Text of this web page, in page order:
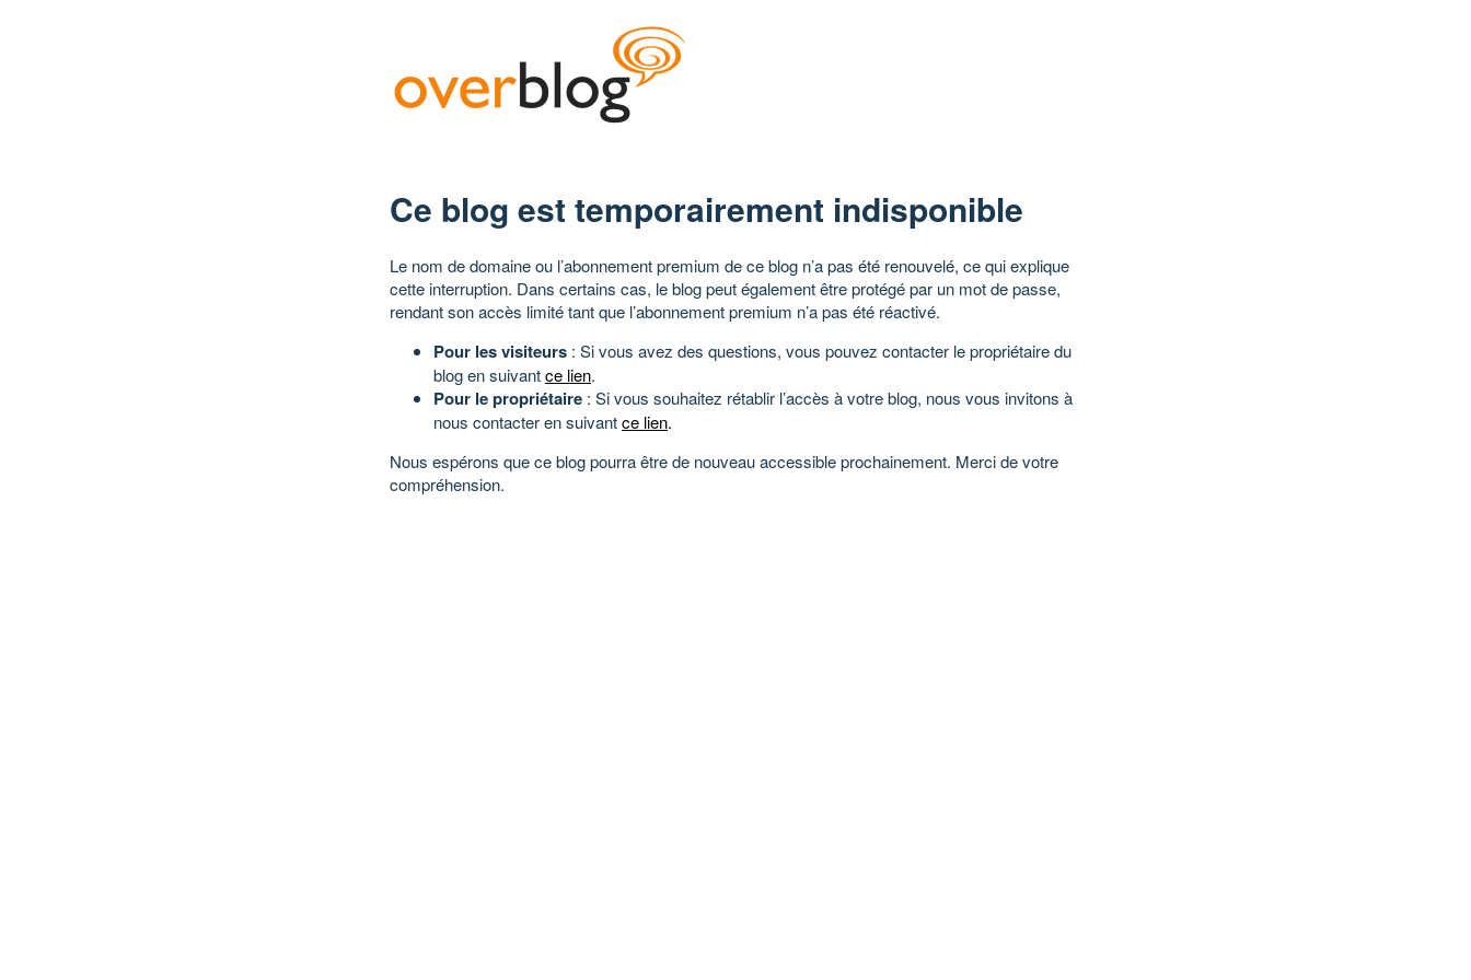
Ce blog est temporairement indisponible
Le nom de domaine ou l’abonnement premium de ce blog n’a pas été renouvelé, ce qui explique
cette interruption. Dans certains cas, le blog peut également être protégé par un mot de passe,
rendant son accès limité tant que l’abonnement premium n’a pas été réactivé.
Pour les visiteurs : Si vous avez des questions, vous pouvez contacter le propriétaire du
blog en suivantce lien.
Pour le propriétaire : Si vous souhaitez rétablir l’accès à votre blog, nous vous invitons à
nous contacter en suivantce lien.
Nous espérons que ce blog pourra être de nouveau accessible prochainement. Merci de votre
compréhension.